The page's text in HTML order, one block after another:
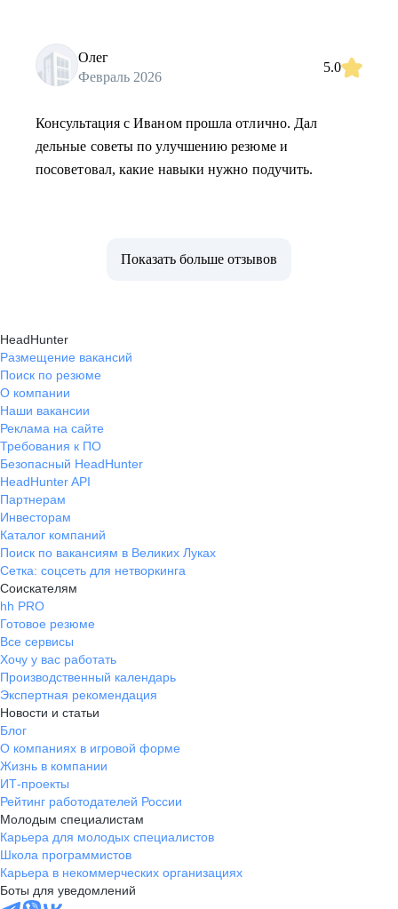
Олег
Февраль 2026
5.0
Консультация с Иваном прошла отлично. Дал
дельные советы по улучшению резюме и
посоветовал, какие навыки нужно подучить.
Показать больше отзывов
HeadHunter
Размещение вакансий
Поиск по резюме
О компании
Наши вакансии
Реклама на сайте
Требования к ПО
Безопасный HeadHunter
HeadHunter API
Партнерам
Инвесторам
Каталог компаний
Поиск по вакансиям в Великих Луках
Сетка: соцсеть для нетворкинга
Соискателям
hh PRO
Готовое резюме
Все сервисы
Хочу у вас работать
Производственный календарь
Экспертная рекомендация
Новости и статьи
Блог
О компаниях в игровой форме
Жизнь в компании
ИТ-проекты
Рейтинг работодателей России
Молодым специалистам
Карьера для молодых специалистов
Школа программистов
Карьера в некоммерческих организациях
Боты для уведомлений